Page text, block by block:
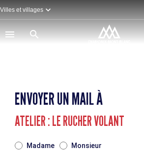
Aller
au
contenu
principal
Villes et villages
ENVOYER UN MAIL À
ATELIER : LE RUCHER VOLANT
Madame Monsieur